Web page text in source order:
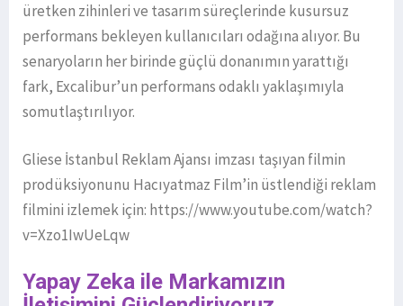
üretken zihinleri ve tasarım süreçlerinde kusursuz
performans bekleyen kullanıcıları odağına alıyor. Bu
senaryoların her birinde güçlü donanımın yarattığı
fark, Excalibur’un performans odaklı yaklaşımıyla
somutlaştırılıyor.
Gliese İstanbul Reklam Ajansı imzası taşıyan filmin
prodüksiyonunu Hacıyatmaz Film’in üstlendiği reklam
filmini izlemek için: https://www.youtube.com/watch?
v=Xzo1IwUeLqw
Yapay Zeka ile Markamızın